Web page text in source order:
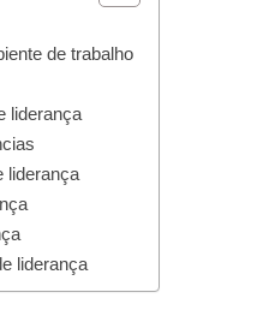
de trabalho
liderança
liderança
liderança